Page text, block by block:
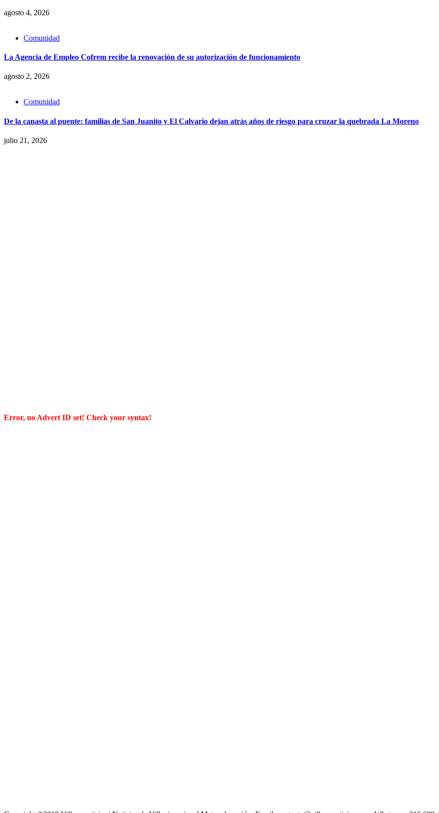
agosto 4, 2026
Comunidad
La Agencia de Empleo Cofrem recibe la renovación de su autorización de funcionamiento
agosto 2, 2026
Comunidad
De la canasta al puente: familias de San Juanito y El Calvario dejan atrás años de riesgo para cruzar la quebrada La Moreno
julio 21, 2026
Error, no Advert ID set! Check your syntax!